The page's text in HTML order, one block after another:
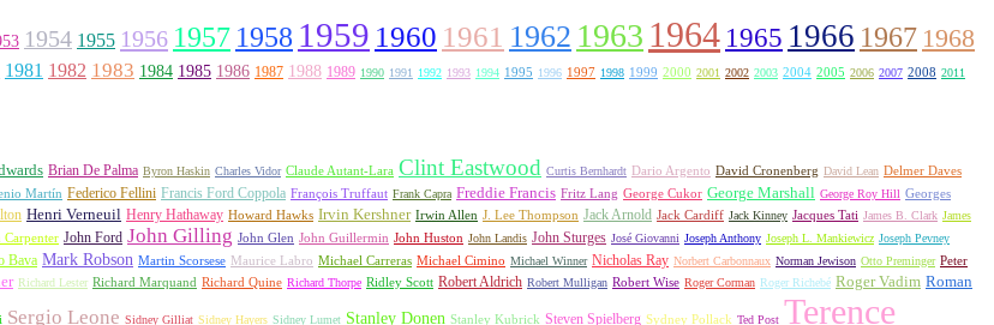
1954 1955 1956 1957 1958 1959 1960 1961 1962 1963 1964 1965 1966 1967 1968
1981 1982 1983 1984 1985 1986 1987 1988 1989 1990 1991 1992 1993 1994 1995 1996 1997 1998 1999 2000 2001 2002 2003 2004 2005 2006 2007 2008 2011
Brian De Palma Byron Haskin Charles Vidor Claude Autant-Lara Clint Eastwood Curtis Bernhardt Dario Argento David Cronenberg David Lean Delmer Daves
Martín Federico Fellini Francis Ford Coppola François Truffaut Frank Capra Freddie Francis Fritz Lang George Cukor George Marshall George Roy Hill Georges
Henri Verneuil Henry Hathaway Howard Hawks Irvin Kershner Irwin Allen J. Lee Thompson Jack Arnold Jack Cardiff Jack Kinney Jacques Tati James B. Clark James
Carpenter John Ford John Gilling John Glen John Guillermin John Huston John Landis John Sturges José Giovanni Joseph Anthony Joseph L. Mankiewicz Joseph Pevney
Bava Mark Robson Martin Scorsese Maurice Labro Michael Carreras Michael Cimino Michael Winner Nicholas Ray Norbert Carbonnaux Norman Jewison Otto Preminger Peter
Richard Lester Richard Marquand Richard Quine Richard Thorpe Ridley Scott Robert Aldrich Robert Mulligan Robert Wise Roger Corman Roger Richebé Roger Vadim Roman
Sergio Leone Sidney Gilliat Sidney Hayers Sidney Lumet Stanley Donen Stanley Kubrick Steven Spielberg Sydney Pollack Ted Post Terence